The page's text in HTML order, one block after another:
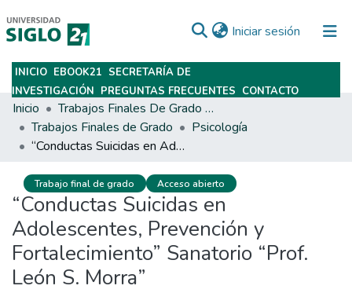
Iniciar sesión (current)
Subir
INICIO EBOOK21 SECRETARÍA DE
INVESTIGACIÓN PREGUNTAS FRECUENTES CONTACTO
Inicio
Trabajos Finales De Grado Y Posgrado
Trabajos Finales de Grado
Psicología
“Conductas Suicidas en Adolescentes, Prevención y Fortalecimiento” Sanatorio “Prof. León S. Morra”
Trabajo final de grado Acceso abierto
“Conductas Suicidas en
Adolescentes, Prevención y
Fortalecimiento” Sanatorio “Prof.
León S. Morra”